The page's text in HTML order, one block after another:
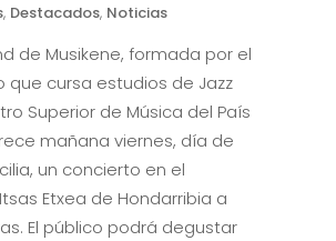
, Destacados, Noticias
de Musikene, formada por el
que cursa estudios de Jazz
Superior de Música del País
mañana viernes, día de
un concierto en el
Etxea de Hondarribia a
El público podrá degustar